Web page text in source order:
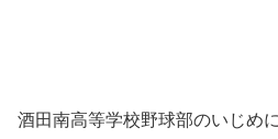
酒田南高等学校野球部のいじめ